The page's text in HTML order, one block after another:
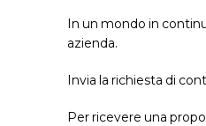
In un mondo in
azienda.
Invia la richiesta di
Per ricevere una